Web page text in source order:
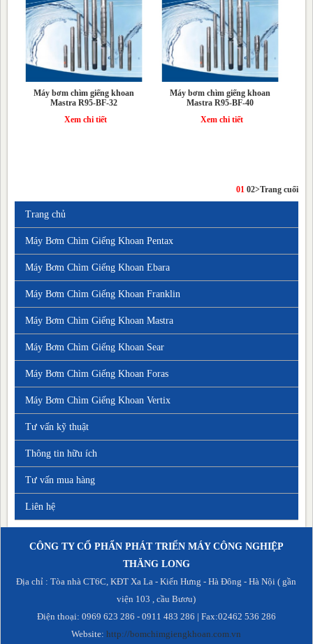
Máy bơm chìm giếng khoan
Mastra R95-BF-32
Xem chi tiết
Máy bơm chìm giếng khoan
Mastra R95-BF-40
Xem chi tiết
01 02>Trang cuối
Trang chủ
Máy Bơm Chìm Giếng Khoan Pentax
Máy Bơm Chìm Giếng Khoan Ebara
Máy Bơm Chìm Giếng Khoan Franklin
Máy Bơm Chìm Giếng Khoan Mastra
Máy Bơm Chìm Giếng Khoan Sear
Máy Bơm Chìm Giếng Khoan Foras
Máy Bơm Chìm Giếng Khoan Vertix
Tư vấn kỹ thuật
Thông tin hữu ích
Tư vấn mua hàng
Liên hệ
CÔNG TY CỔ PHẨN PHÁT TRIỂN MÁY CÔNG NGHIỆP
THĂNG LONG
Địa chỉ : Tòa nhà CT6C, KĐT Xa La - Kiến Hưng - Hà Đông - Hà Nội ( gần
viện 103 , cầu Bươu)
Điện thoại: 0969 623 286 - 0911 483 286 | Fax:02462 536 286
Website:http://bomchimgiengkhoan.com.vn